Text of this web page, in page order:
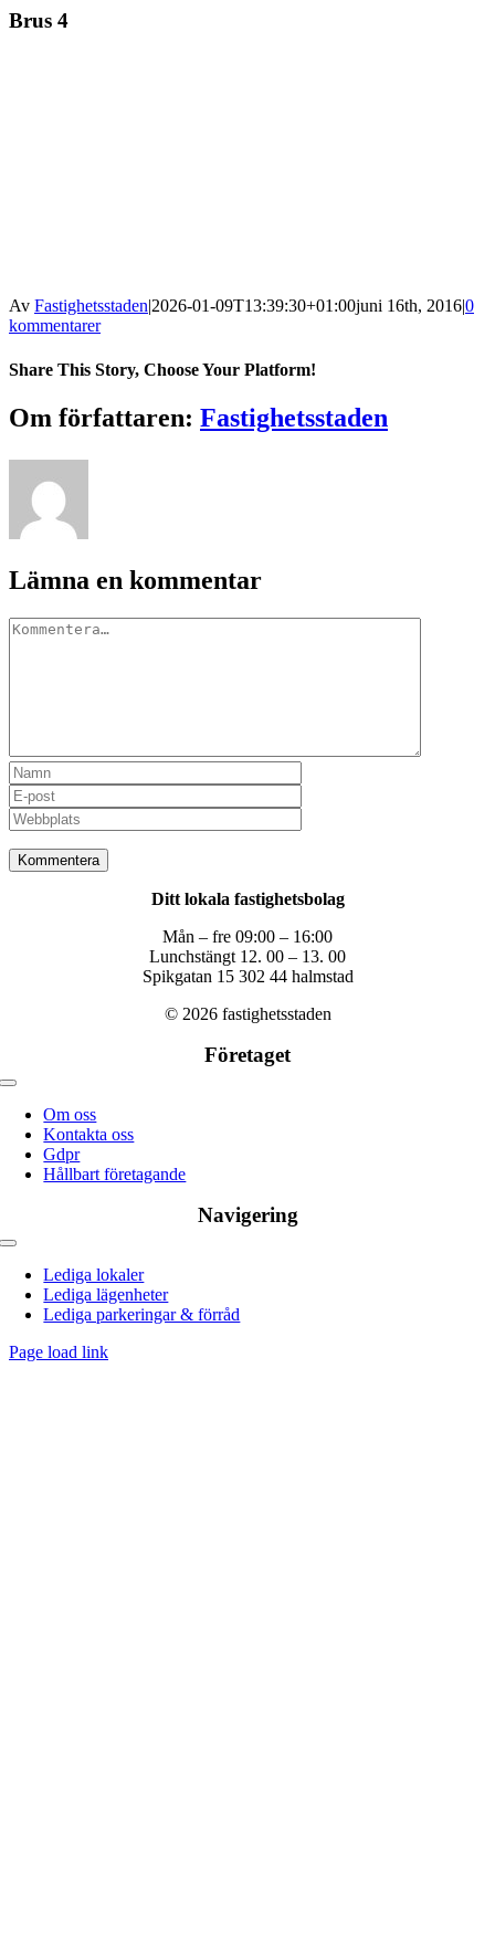
Brus 4
Av Fastighetsstaden|2026-01-09T13:39:30+01:00juni 16th, 2016|0
kommentarer
Share This Story, Choose Your Platform!
Facebook
X
Reddit
LinkedIn
WhatsApp
Tumblr
Pinterest
Vk
Xing
E-
post
Om författaren: Fastighetsstaden
Lämna en kommentar
Kommentar
Ditt lokala fastighetsbolag
Mån – fre 09:00 – 16:00
Lunchstängt 12. 00 – 13. 00
Spikgatan 15 302 44 halmstad
© 2026 fastighetsstaden
Företaget
Toggle
navigationOm oss
Kontakta oss
Gdpr
Hållbart företagande
Navigering
Toggle
navigationLediga lokaler
Lediga lägenheter
Lediga parkeringar & förråd
Page load link